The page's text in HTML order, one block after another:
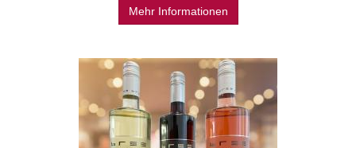
Mehr Informationen